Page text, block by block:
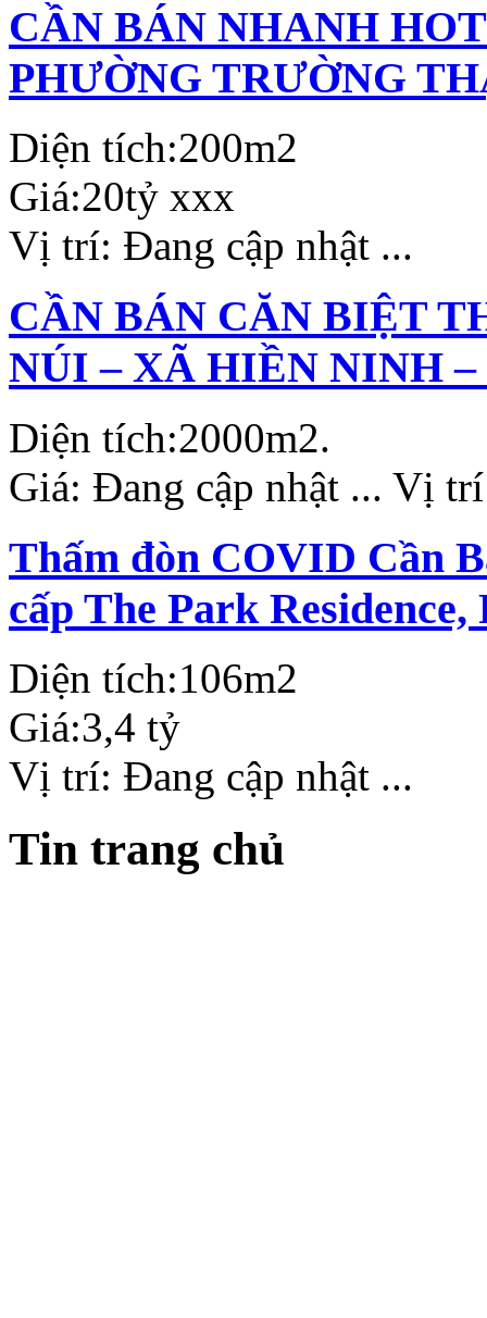
CẦN BÁN NHANH
PHƯỜNG TRƯỜNG
Diện tích:200m2
Giá:20tỷ xxx
Vị trí: Đang cập nhật ...
CẦN BÁN CĂN BIỆT
NÚI – XÃ HIỀN NINH –
Diện tích:2000m2.
Giá: Đang cập nhật ... Vị
Thấm đòn COVID Cần
cấp The Park
Diện tích:106m2
Giá:3,4 tỷ
Vị trí: Đang cập nhật ...
Tin trang chủ